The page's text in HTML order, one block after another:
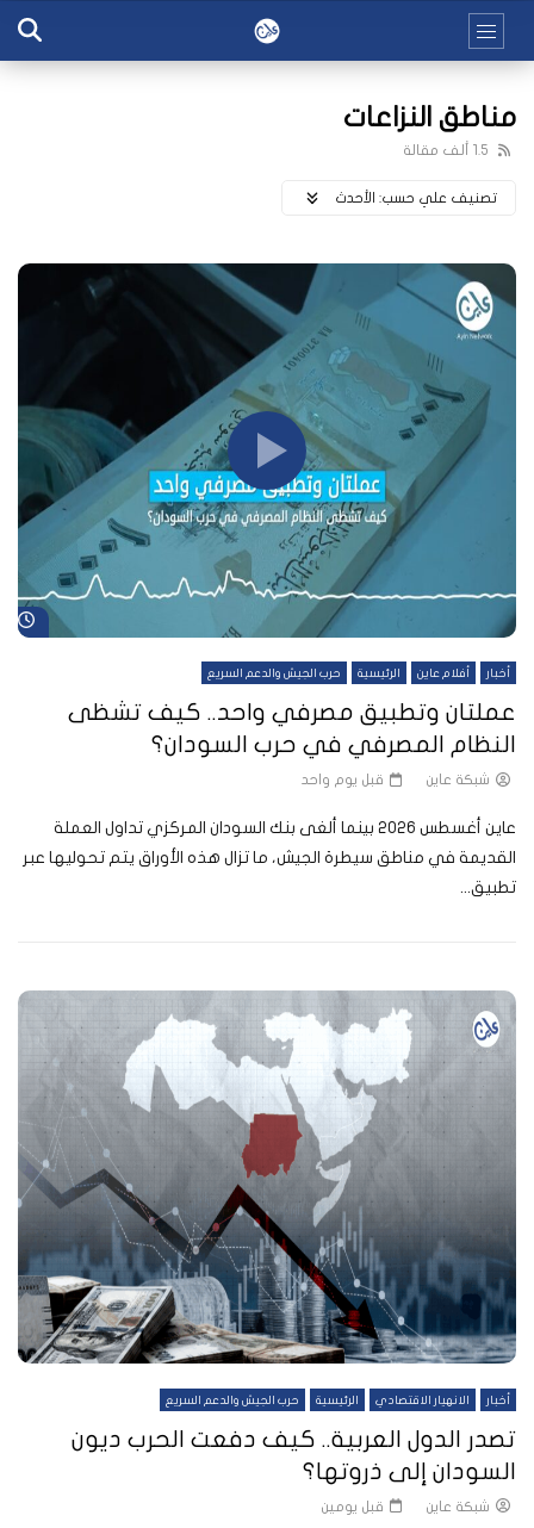
مناطق النزاعات
1.5 ألف مقالة
تصنيف علي حسب: اﻷحدث
أخبار أفلام عاين الرئيسية حرب الجيش والدعم السريع
عملتان وتطبيق مصرفي واحد.. كيف تشظى
النظام المصرفي في حرب السودان؟
شبكة عاين قبل يوم واحد
عاين أغسطس 2026 بينما ألغى بنك السودان المركزي تداول العملة
القديمة في مناطق سيطرة الجيش، ما تزال هذه الأوراق يتم تحوليها عبر
تطبيق...
أخبار الانهيار الاقتصادي الرئيسية حرب الجيش والدعم السريع
تصدر الدول العربية.. كيف دفعت الحرب ديون
السودان إلى ذروتها؟
شبكة عاين قبل يومين